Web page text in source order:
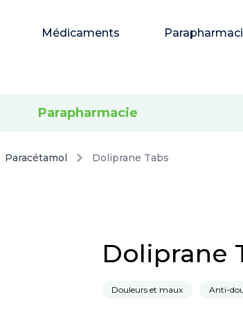
Médicaments
Parapharmacie
Paracétamol Doliprane Tabs
Doliprane
Douleurs et maux Anti-